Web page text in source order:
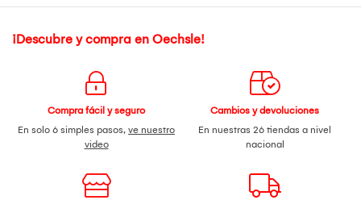
¡Descubre y compra en Oechsle!
Compra fácil y seguro
En solo 6 simples pasos, ve nuestro
video
Cambios y devoluciones
En nuestras 26 tiendas a nivel
nacional